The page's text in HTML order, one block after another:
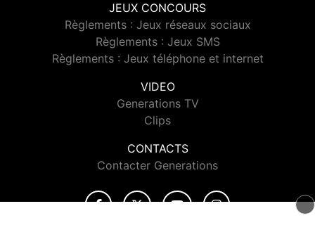
JEUX CONCOURS
Règlements : Jeux réseaux sociaux
Règlements : Jeux SMS
Règlements : Jeux téléphone et internet
VIDEO
Generations TV
Clips
CONTACTS
Contacter Generations